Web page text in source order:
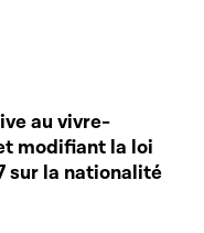
au vivre-
modifiant la loi
sur la nationalité